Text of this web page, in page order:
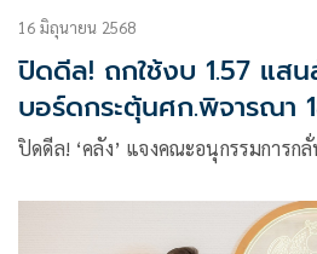
16 มิถุนายน 2568
ปิดดีล! ถกใช้งบ 1.57 แส
บอร์ดกระตุ้นศก.พิจารณา
ปิดดีล! ‘คลัง’ แจงคณะอนุกรรมการก